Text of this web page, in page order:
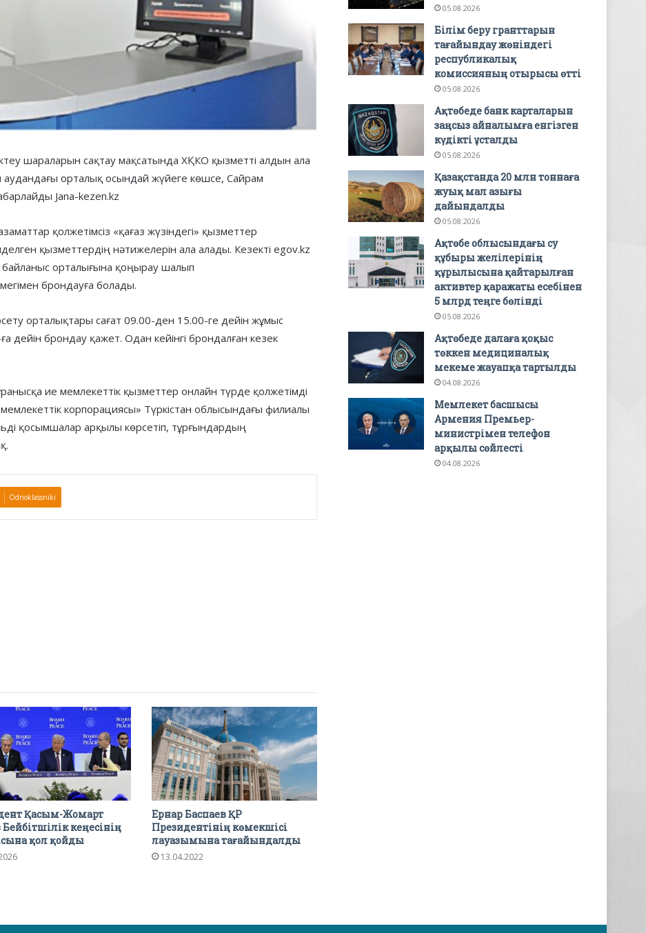
шараларын сақтау мақсатында ХҚКО қызметті алдын ала
орталық осындай жүйеге көшсе, Сайрам
Jana-kezen.kz
қолжетімсіз «қағаз жүзіндегі» қызметтер
қызметтердің нәтижелерін ала алады. Кезекті egov.kz
орталығына қоңырау шалып
брондауға болады.
орталықтары сағат 09.00-ден 15.00-ге дейін жұмыс
дейін брондау қажет. Одан кейінгі брондалған кезек
ие мемлекеттік қызметтер онлайн түрде қолжетімді
корпорациясы» Түркістан облысындағы филиалы
қосымшалар арқылы көрсетіп, тұрғындардың
Odnoklassniki
Қасым-Жомарт
Бейбітшілік кеңесінің
қол қойды
Ернар Баспаев ҚР
Президентінің көмекшісі
лауазымына тағайындалды
13.04.2022
05.08.2026
Білім беру гранттарын
тағайындау жөніндегі
республикалық
комиссияның отырысы өтті
05.08.2026
Ақтөбеде банк карталарын
заңсыз айналымға енгізген
күдікті ұсталды
05.08.2026
Қазақстанда 20 млн тоннаға
жуық мал азығы
дайындалды
05.08.2026
Ақтөбе облысындағы су
құбыры желілерінің
құрылысына қайтарылған
активтер қаражаты есебінен
5 млрд теңге бөлінді
05.08.2026
Ақтөбеде далаға қоқыс
төккен медициналық
мекеме жауапқа тартылды
04.08.2026
Мемлекет басшысы
Армения Премьер-
министрімен телефон
арқылы сөйлесті
04.08.2026